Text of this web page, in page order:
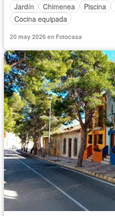
Jardín
Chimenea Piscina
Cocina equipada
20 may 2026 en Fotocasa